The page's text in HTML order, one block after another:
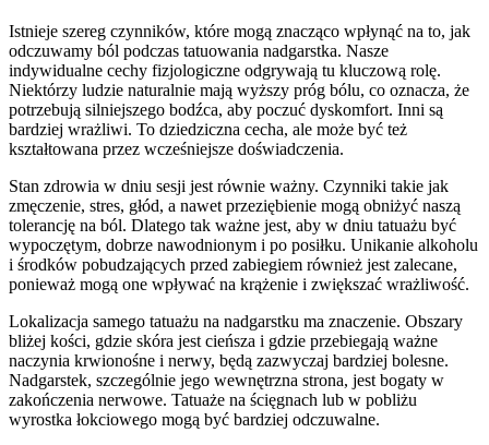
Istnieje szereg czynników, które mogą znacząco wpłynąć na to, jak
odczuwamy ból podczas tatuowania nadgarstka. Nasze
indywidualne cechy fizjologiczne odgrywają tu kluczową rolę.
Niektórzy ludzie naturalnie mają wyższy próg bólu, co oznacza, że
potrzebują silniejszego bodźca, aby poczuć dyskomfort. Inni są
bardziej wrażliwi. To dziedziczna cecha, ale może być też
kształtowana przez wcześniejsze doświadczenia.
Stan zdrowia w dniu sesji jest równie ważny. Czynniki takie jak
zmęczenie, stres, głód, a nawet przeziębienie mogą obniżyć naszą
tolerancję na ból. Dlatego tak ważne jest, aby w dniu tatuażu być
wypoczętym, dobrze nawodnionym i po posiłku. Unikanie alkoholu
i środków pobudzających przed zabiegiem również jest zalecane,
ponieważ mogą one wpływać na krążenie i zwiększać wrażliwość.
Lokalizacja samego tatuażu na nadgarstku ma znaczenie. Obszary
bliżej kości, gdzie skóra jest cieńsza i gdzie przebiegają ważne
naczynia krwionośne i nerwy, będą zazwyczaj bardziej bolesne.
Nadgarstek, szczególnie jego wewnętrzna strona, jest bogaty w
zakończenia nerwowe. Tatuaże na ścięgnach lub w pobliżu
wyrostka łokciowego mogą być bardziej odczuwalne.